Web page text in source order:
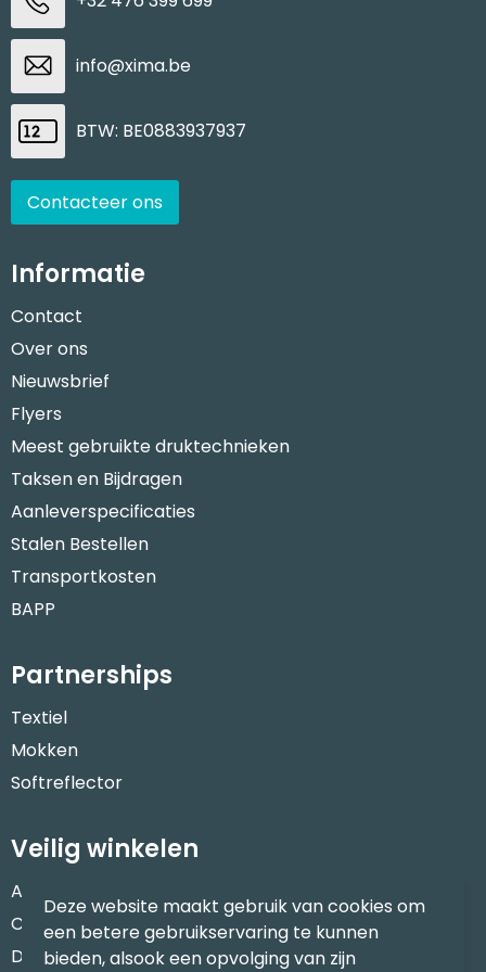
Waterbestendige tassen
Goodiebags
info@xima.be
BTW: BE0883937937
Contacteer ons
Informatie
Contact
Over ons
Nieuwsbrief
Flyers
Meest gebruikte druktechnieken
Taksen en Bijdragen
Aanleverspecificaties
Stalen Bestellen
Transportkosten
BAPP
Partnerships
Textiel
Mokken
Softreflector
Veilig winkelen
Algemene voorwaarden
Cookieverklaring
Disclaimer
Deze website maakt gebruik van cookies om
een betere gebruikservaring te kunnen
bieden, alsook een opvolging van zijn